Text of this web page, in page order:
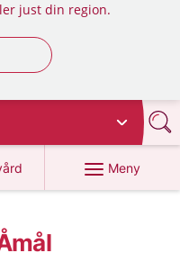
just din region.
Meny